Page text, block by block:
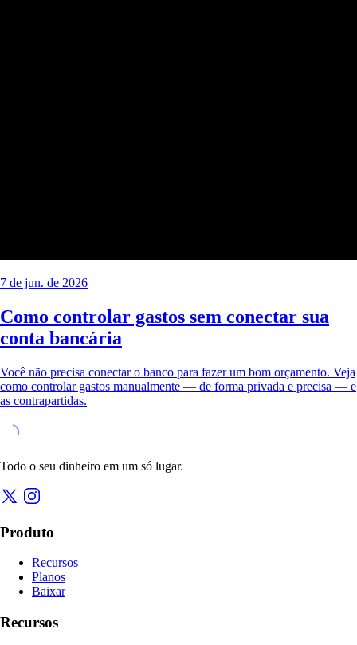
7 de jun. de 2026
Como controlar gastos sem conectar sua
conta bancária
Você não precisa conectar o banco para fazer um bom orçamento. Veja
como controlar gastos manualmente — de forma privada e precisa — e
as contrapartidas.
Todo o seu dinheiro em um só lugar.
Produto
Recursos
Planos
Baixar
Recursos